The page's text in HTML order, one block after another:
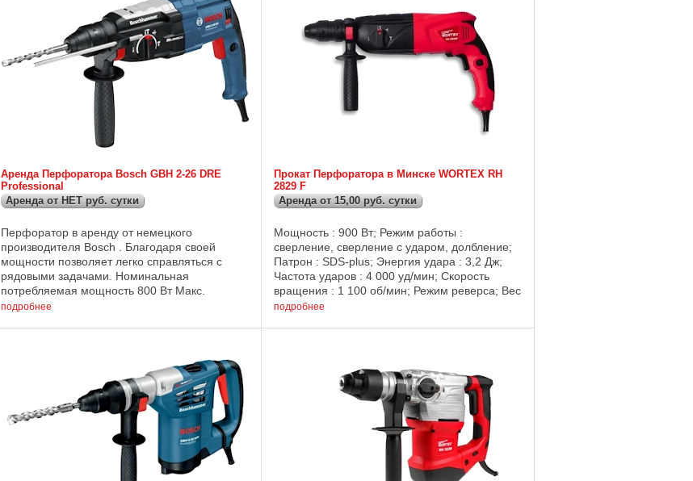
Аренда Перфоратора Bosch GBH 2-26 DRE
Professional
Аренда от НЕТ руб. сутки
Перфоратор в аренду от немецкого
производителя Bosch . Благодаря своей
мощности позволяет легко справляться с
рядовыми задачами. Номинальная
потребляемая мощность 800 Вт Макс.
энергия единичного удара 2,7 Дж Число
подробнее
Прокат Перфоратора в Минске WORTEX RH
2829 F
Аренда от 15,00 руб. сутки
Мощность : 900 Вт; Режим работы :
сверление, сверление с ударом, долбление;
Патрон : SDS-plus; Энергия удара : 3,2 Дж;
Частота ударов : 4 000 уд/мин; Скорость
вращения : 1 100 об/мин; Режим реверса; Вес
: 3,1 ...
подробнее